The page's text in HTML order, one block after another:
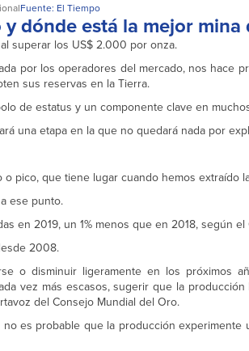
Fuente: El Tiempo
dónde está la mejor mina
superar los US$ 2.000 por onza.
por los operadores del mercado, nos hace
sus reservas en la Tierra.
de estatus y un componente clave en
una etapa en la que no quedará nada por
pico, que tiene lugar cuando hemos extraído
ese punto.
en 2019, un 1% menos que en 2018, según
2008.
o disminuir ligeramente en los próximos
vez más escasos, sugerir que la
del Consejo Mundial del Oro.
es probable que la producción experimente